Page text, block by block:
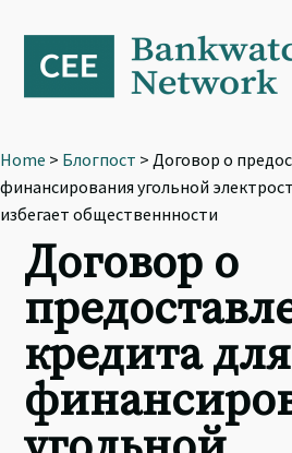
primary
navigation
content
footer
Home > Блогпост > Договор о
финансирования угольной
избегает общественнности
Договор о
кредита для